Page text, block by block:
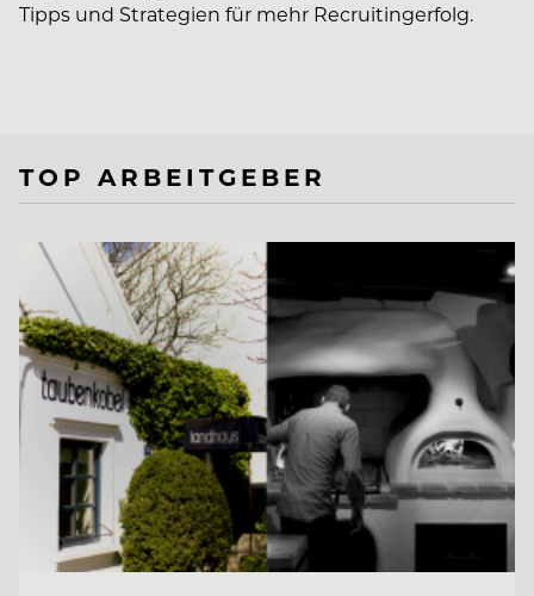
Tipps und Strategien für mehr Recruitingerfolg.
TOP ARBEITGEBER